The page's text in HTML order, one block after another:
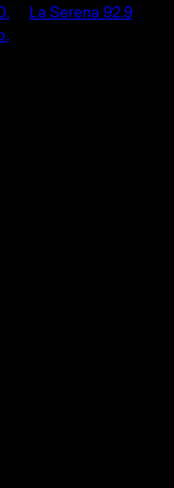
La Serena 92.9